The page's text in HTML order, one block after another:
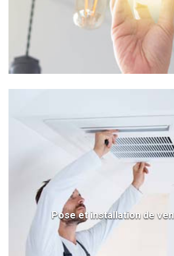
Pose et installation de